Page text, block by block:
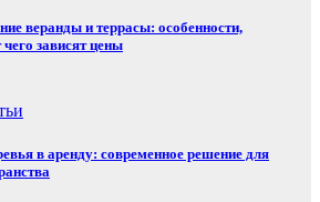
веранды и террасы: особенности,
зависят цены
в аренду: современное решение для